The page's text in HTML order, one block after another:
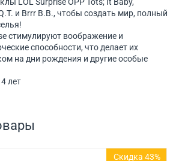
и Brrr B.B., чтобы создать мир, полный
стимулируют воображение и
способности, что делает их
на дни рождения и другие особые
лет
Скидка 43%